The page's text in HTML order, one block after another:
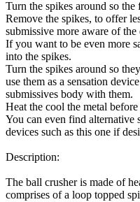
Turn the spikes around so
Remove the spikes, to offer
submissive more aware of
If you want to be even more
into the spikes.
Turn the spikes around so
use them as a sensation
submissives body with them.
Heat the cool the metal
You can even find alternative
devices such as this one if
Description:
The ball crusher is made of
comprises of a loop topped